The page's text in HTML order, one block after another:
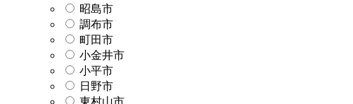
昭島市
調布市
町田市
小金井市
小平市
日野市
東村山市